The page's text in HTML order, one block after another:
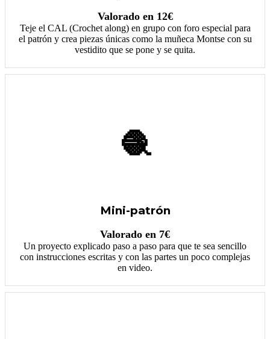
Valorado en 12€
Teje el CAL (Crochet along) en grupo con foro especial para
el patrón y crea piezas únicas como la muñeca Montse con su
vestidito que se pone y se quita.
🧶
Mini-patrón
Valorado en 7€
Un proyecto explicado paso a paso para que te sea sencillo
con instrucciones escritas y con las partes un poco complejas
en video.